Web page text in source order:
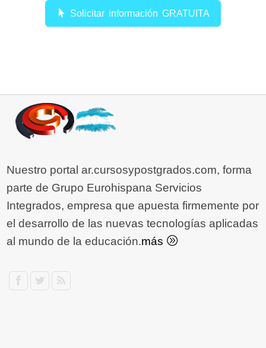
Solicitar información GRATUITA
Nuestro portal ar.cursosypostgrados.com, forma
parte de Grupo Eurohispana Servicios
Integrados, empresa que apuesta firmemente por
el desarrollo de las nuevas tecnologías aplicadas
al mundo de la educación.más